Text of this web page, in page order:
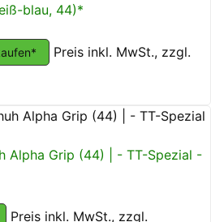
blau, 44)*
Preis inkl. MwSt., zzgl.
Alpha Grip (44) | - TT-Spezial -
Preis inkl. MwSt., zzgl.